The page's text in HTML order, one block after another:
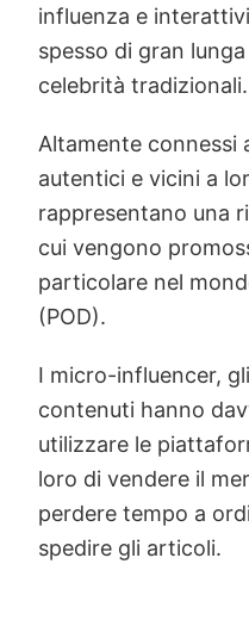
influenza e
spesso di gran
celebrità tradizionali.
Altamente connessi
autentici e vicini a
rappresentano una
cui vengono
particolare nel
(POD).
I micro-influencer,
contenuti hanno
utilizzare le
loro di vendere il
perdere tempo a
spedire gli articoli.